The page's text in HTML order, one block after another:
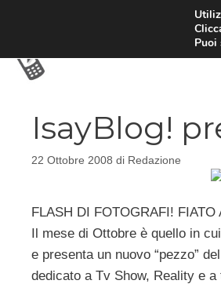
IsayBlog!
22 Ottobre 2008 di Redazione
FLASH DI FOTOGRAFI!
Il mese di Ottobre è quello in
e presenta un nuovo “pezzo”
dedicato a Tv Show, Reality e